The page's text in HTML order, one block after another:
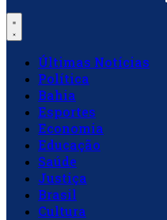
Últimas Notícias
Política
Bahia
Esportes
Economia
Educação
Saúde
Justiça
Brasil
Cultura